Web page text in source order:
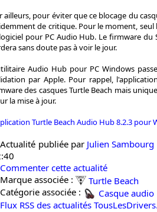
ailleurs, pour éviter que ce blocage du
de critique. Pour le moment,
pour PC Audio Hub. Le firmware
sans doute pas à voir le jour.
Audio Hub pour PC Windows
par Apple. Pour rappel,
des casques Turtle Beach mais
la mise à jour.
Turtle Beach Audio Hub 8.2.3 pour
Actualité publiée par Julien Sambourg
Commenter cette actualité
Marque associée :
Turtle Beach
Catégorie associée :
Casque audio
Flux RSS des actualités